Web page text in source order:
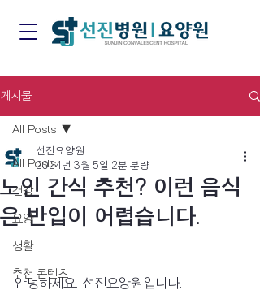
게시물
All Posts
건강
요양
생활
추천 콘텐츠
All Posts
노인 간식 추천? 이런 음식
은 반입이 어렵습니다.
선진요양원
2024년 3월 5일 2분 분량
안녕하세요. 선진요양원입니다.